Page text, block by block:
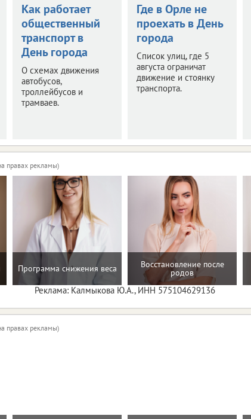
Как работает
общественный
транспорт в
День города
О схемах движения
автобусов,
троллейбусов и
трамваев.
Где в Орле не
проехать в День
города
Список улиц, где 5
августа ограничат
движение и стоянку
транспорта.
правах рекламы)
Программа снижения веса Восстановление после
родов
Реклама: Калмыкова Ю.А., ИНН 575104629136
правах рекламы)